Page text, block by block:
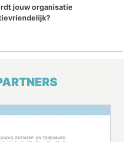
jouw organisatie